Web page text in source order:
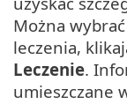
Można
leczenia,
Leczenie.
umieszczane